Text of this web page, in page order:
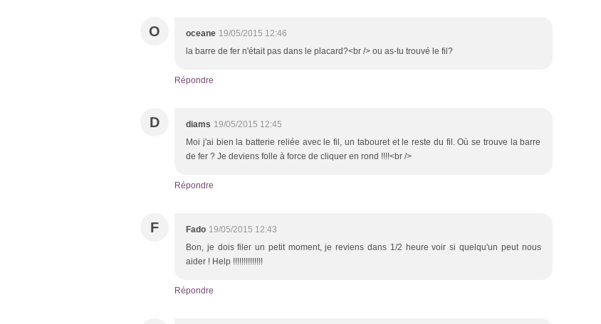
O oceane 19/05/2015 12:46
la barre de fer n'était pas dans le placard?<br /> ou as-tu trouvé le fil?
Répondre
D diams 19/05/2015 12:45
Moi j'ai bien la batterie reliée avec le fil, un tabouret et le reste du fil. Où se trouve la barre
de fer ? Je deviens folle à force de cliquer en rond !!!!<br />
Répondre
F Fado 19/05/2015 12:43
Bon, je dois filer un petit moment, je reviens dans 1/2 heure voir si quelqu'un peut nous
aider ! Help !!!!!!!!!!!!!!
Répondre